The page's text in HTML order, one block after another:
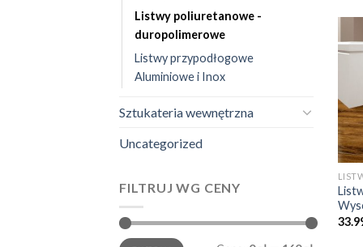
Listwy poliuretanowe -
duropolimerowe
Listwy przypodłogowe
Aluminiowe i Inox
Sztukateria wewnętrzna
Uncategorized
FILTRUJ WG CENY
Cena
Cena